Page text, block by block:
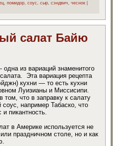
,помидор,соус,сыр,сэндвич,чеснок
салат Байю
из вариаций знаменитого
Эта вариация рецепта
кухни — то есть кухни
Луизианы и Миссисипи.
том, что в заправку к салату
например Табаско, что
пикантность.
в Америке используется не
праздничном столе, но и как